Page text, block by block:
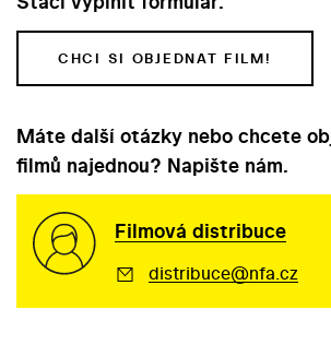
CHCI SI OBJEDNAT FILM!
Máte další otázky nebo chcete
filmů najednou? Napište nám.
Filmová distribuce
distribuce@nfa.cz